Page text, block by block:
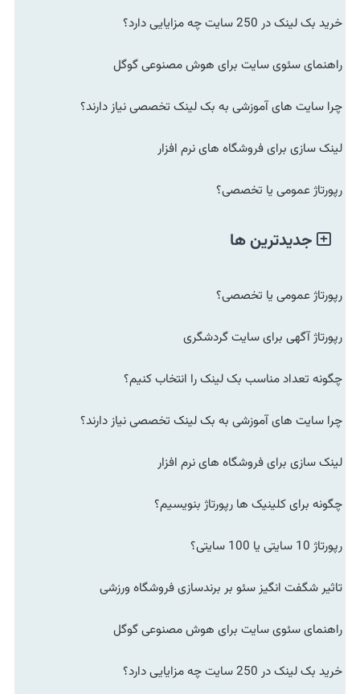
خرید بک لینک در 250 سایت چه مزایایی دارد؟
راهنمای سئوی سایت برای هوش مصنوعی گوگل
چرا سایت های آموزشی به بک لینک تخصصی نیاز دارند؟
لینک سازی برای فروشگاه های نرم افزار
رپورتاژ عمومی یا تخصصی؟
جدیدترین ها
رپورتاژ عمومی یا تخصصی؟
رپورتاژ آگهی برای سایت گردشگری
چگونه تعداد مناسب بک لینک را انتخاب کنیم؟
چرا سایت های آموزشی به بک لینک تخصصی نیاز دارند؟
لینک سازی برای فروشگاه های نرم افزار
چگونه برای کلینیک ها رپورتاژ بنویسیم؟
رپورتاژ 10 سایتی یا 100 سایتی؟
تاثیر شگفت انگیز سئو بر برندسازی فروشگاه ورزشی
راهنمای سئوی سایت برای هوش مصنوعی گوگل
خرید بک لینک در 250 سایت چه مزایایی دارد؟